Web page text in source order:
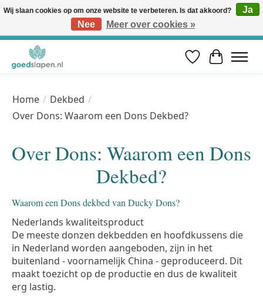
Vóór 12u besteld, volgende werkdag in huis* | Gratis verzending vanaf €50 | Professioneel slaapadvies
Verlanglijst
Home / Dekbed /
Over Dons: Waarom een Dons Dekbed?
Over Dons: Waarom een Dons
Dekbed?
Waarom een Dons dekbed van Ducky Dons?
Nederlands kwaliteitsproduct
De meeste donzen dekbedden en hoofdkussens die
in Nederland worden aangeboden, zijn in het
buitenland - voornamelijk China - geproduceerd. Dit
maakt toezicht op de productie en dus de kwaliteit
erg lastig.
Wij slaan cookies op om onze website te verbeteren. Is dat akkoord?
Ja
Nee
Meer over cookies »